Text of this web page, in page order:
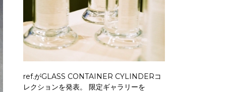
ref.がGLASS CONTAINER CYLINDERコ
レクションを発表。 限定ギャラリーを